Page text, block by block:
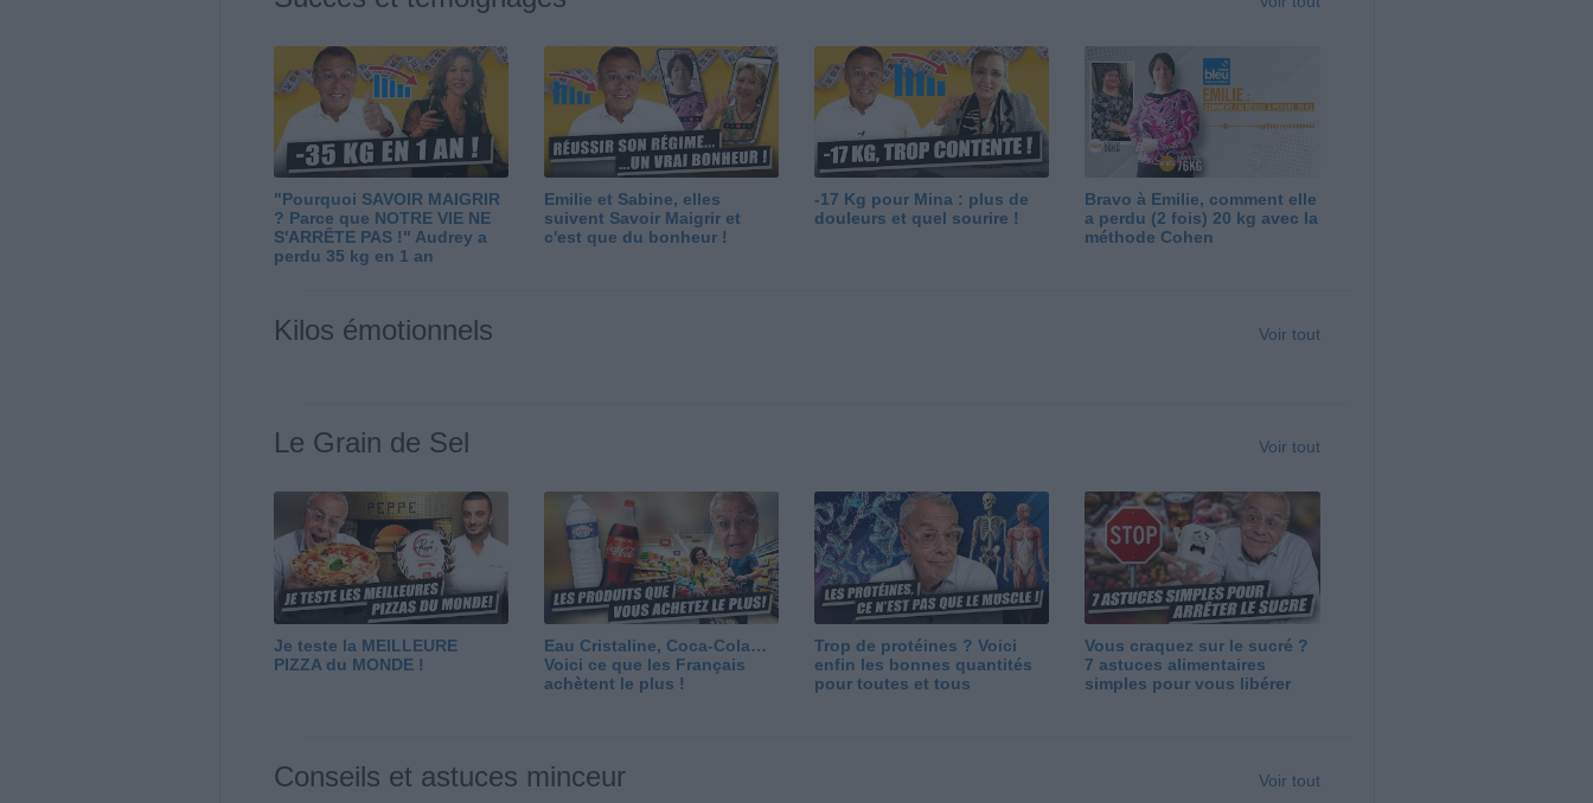
"Pourquoi SAVOIR MAIGRIR
? Parce que NOTRE VIE NE
S'ARRÊTE PAS !" Audrey a
perdu 35 kg en 1 an
Emilie et Sabine, elles
suivent Savoir Maigrir et
c'est que du bonheur !
-17 Kg pour Mina : plus de
douleurs et quel sourire !
Bravo à Emilie, comment elle
a perdu (2 fois) 20 kg avec la
méthode Cohen
Kilos émotionnels Voir tout
Le Grain de Sel Voir tout
Je teste la MEILLEURE
PIZZA du MONDE !
Eau Cristaline, Coca-Cola…
Voici ce que les Français
achètent le plus !
Trop de protéines ? Voici
enfin les bonnes quantités
pour toutes et tous
Vous craquez sur le sucré ?
7 astuces alimentaires
simples pour vous libérer
Conseils et astuces minceur Voir tout